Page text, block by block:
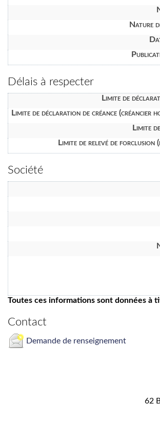
Nature
Délais à respecter
Limite de
Limite de déclaration de créance (créancier
Limite
Limite de relevé de forclusion
Société
Toutes ces informations sont données à
Contact
Demande de renseignement
62